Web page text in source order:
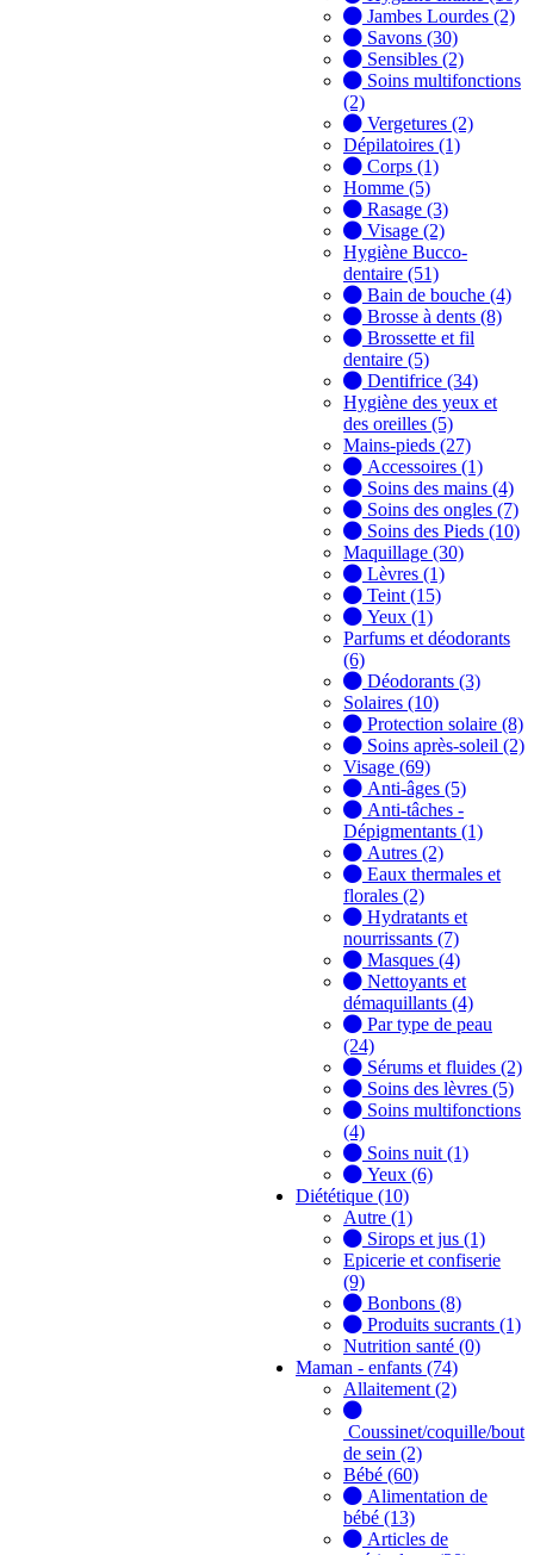
Jambes Lourdes (2)
Savons (30)
Sensibles (2)
Soins multifonctions
(2)
Vergetures (2)
Dépilatoires (1)
Corps (1)
Homme (5)
Rasage (3)
Visage (2)
Hygiène Bucco-
dentaire (51)
Bain de bouche (4)
Brosse à dents (8)
Brossette et fil
dentaire (5)
Dentifrice (34)
Hygiène des yeux et
des oreilles (5)
Mains-pieds (27)
Accessoires (1)
Soins des mains (4)
Soins des ongles (7)
Soins des Pieds (10)
Maquillage (30)
Lèvres (1)
Teint (15)
Yeux (1)
Parfums et déodorants
(6)
Déodorants (3)
Solaires (10)
Protection solaire (8)
Soins après-soleil (2)
Visage (69)
Anti-âges (5)
Anti-tâches -
Dépigmentants (1)
Autres (2)
Eaux thermales et
florales (2)
Hydratants et
nourrissants (7)
Masques (4)
Nettoyants et
démaquillants (4)
Par type de peau
(24)
Sérums et fluides (2)
Soins des lèvres (5)
Soins multifonctions
(4)
Soins nuit (1)
Yeux (6)
Diététique (10)
Autre (1)
Sirops et jus (1)
Epicerie et confiserie
(9)
Bonbons (8)
Produits sucrants (1)
Nutrition santé (0)
Maman - enfants (74)
Allaitement (2)
Coussinet/coquille/bout
de sein (2)
Bébé (60)
Alimentation de
bébé (13)
Articles de